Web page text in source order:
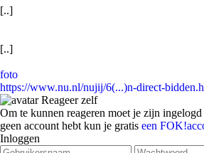
[..]
[..]
foto
https://www.nu.nl/nujij/6(...)n-direct-
Reageer zelf
Om te kunnen reageren moet je zijn
geen account hebt kun je gratis een
Inloggen